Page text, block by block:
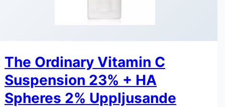
The Ordinary Vitamin C
Suspension 23% + HA
Spheres 2% Uppljusande